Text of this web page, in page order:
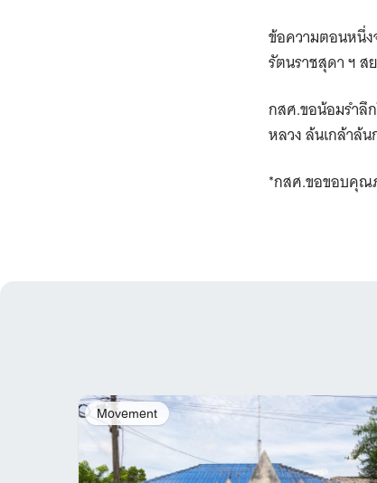
ข้อความตอนหนึ่ง
รัตนราชสุดา ฯ ส
กสศ.ขอน้อมรำลึ
หลวง ล้นเกล้าล้
*กสศ.ขอขอบคุณ
Movement